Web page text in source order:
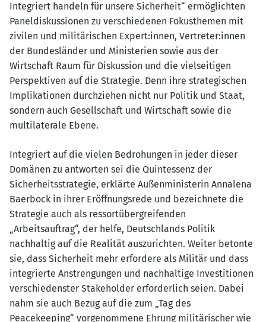
Integriert handeln für unsere Sicherheit“ ermöglichten
Paneldiskussionen zu verschiedenen Fokusthemen mit
zivilen und militärischen Expert:innen, Vertreter:innen
der Bundesländer und Ministerien sowie aus der
Wirtschaft Raum für Diskussion und die vielseitigen
Perspektiven auf die Strategie. Denn ihre strategischen
Implikationen durchziehen nicht nur Politik und Staat,
sondern auch Gesellschaft und Wirtschaft sowie die
multilaterale Ebene.
Integriert auf die vielen Bedrohungen in jeder dieser
Domänen zu antworten sei die Quintessenz der
Sicherheitsstrategie, erklärte Außenministerin Annalena
Baerbock in ihrer Eröffnungsrede und bezeichnete die
Strategie auch als ressortübergreifenden
„Arbeitsauftrag“, der helfe, Deutschlands Politik
nachhaltig auf die Realität auszurichten. Weiter betonte
sie, dass Sicherheit mehr erfordere als Militär und dass
integrierte Anstrengungen und nachhaltige Investitionen
verschiedenster Stakeholder erforderlich seien. Dabei
nahm sie auch Bezug auf die zum „Tag des
Peacekeeping“ vorgenommene Ehrung militärischer wie